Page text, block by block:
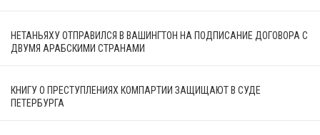
НЕТАНЬЯХУ ОТПРАВИЛСЯ В ВАШИНГТОН НА ПОДПИСАНИЕ ДОГОВОРА С
ДВУМЯ АРАБСКИМИ СТРАНАМИ
КНИГУ О ПРЕСТУПЛЕНИЯХ КОМПАРТИИ ЗАЩИЩАЮТ В СУДЕ
ПЕТЕРБУРГА